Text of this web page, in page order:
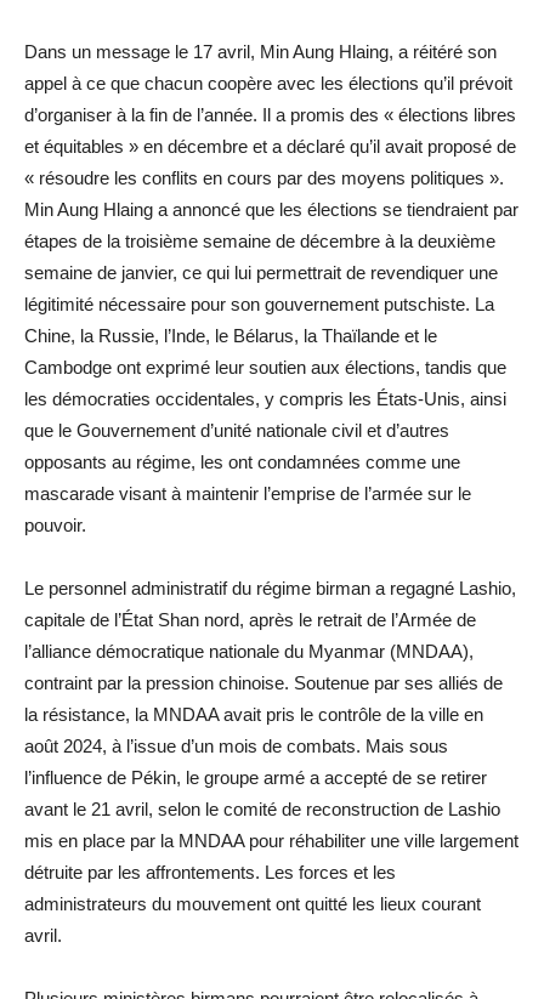
Dans un message le 17 avril, Min Aung Hlaing, a réitéré son
appel à ce que chacun coopère avec les élections qu’il prévoit
d’organiser à la fin de l’année. Il a promis des « élections libres
et équitables » en décembre et a déclaré qu’il avait proposé de
« résoudre les conflits en cours par des moyens politiques ».
Min Aung Hlaing a annoncé que les élections se tiendraient par
étapes de la troisième semaine de décembre à la deuxième
semaine de janvier, ce qui lui permettrait de revendiquer une
légitimité nécessaire pour son gouvernement putschiste. La
Chine, la Russie, l’Inde, le Bélarus, la Thaïlande et le
Cambodge ont exprimé leur soutien aux élections, tandis que
les démocraties occidentales, y compris les États-Unis, ainsi
que le Gouvernement d’unité nationale civil et d’autres
opposants au régime, les ont condamnées comme une
mascarade visant à maintenir l’emprise de l’armée sur le
pouvoir.
Le personnel administratif du régime birman a regagné Lashio,
capitale de l’État Shan nord, après le retrait de l’Armée de
l’alliance démocratique nationale du Myanmar (MNDAA),
contraint par la pression chinoise. Soutenue par ses alliés de
la résistance, la MNDAA avait pris le contrôle de la ville en
août 2024, à l’issue d’un mois de combats. Mais sous
l’influence de Pékin, le groupe armé a accepté de se retirer
avant le 21 avril, selon le comité de reconstruction de Lashio
mis en place par la MNDAA pour réhabiliter une ville largement
détruite par les affrontements. Les forces et les
administrateurs du mouvement ont quitté les lieux courant
avril.